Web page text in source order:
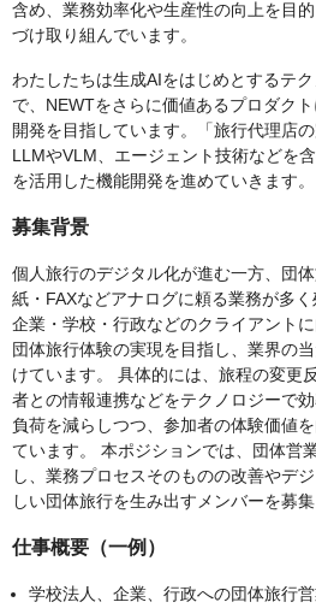
含め、業務効率化や生産性の向上を目
づけ取り組んでいます。
わたしたちは生成AIをはじめとするテ
で、NEWTをさらに価値あるプロダク
開発を目指しています。「旅行代理店
LLMやVLM、エージェント技術などを
を活用した機能開発を進めていきます。
募集背景
個人旅行のデジタル化が進む一方、団
紙・FAXなどアナログに頼る業務が多く
企業・学校・行政などのクライアント
団体旅行体験の実現を目指し、業界の
けています。 具体的には、旅程の変更
者との情報連携などをテクノロジーで
負荷を減らしつつ、参加者の体験価値
ています。 本ポジションでは、団体営
し、業務プロセスそのものの改善やデ
しい団体旅行を生み出すメンバーを募集
仕事概要（一例）
学校法人、企業、行政への団体旅行